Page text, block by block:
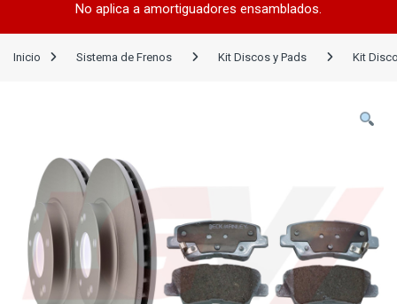
No aplica a amortiguadores ensamblados.
Inicio Sistema de Frenos Kit Discos y Pads Kit